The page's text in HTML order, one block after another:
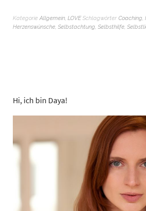
Kategorie Allgemein, LOVE Schlagwörter Coaching,
Herzenswünsche, Selbstachtung, Selbsthilfe,
Hi, ich bin Daya!